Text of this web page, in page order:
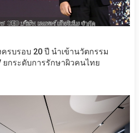
ครบรอบ 20 ปี นำเข้านวัตกรรม
ยกระดับการรักษาผิวคนไทย